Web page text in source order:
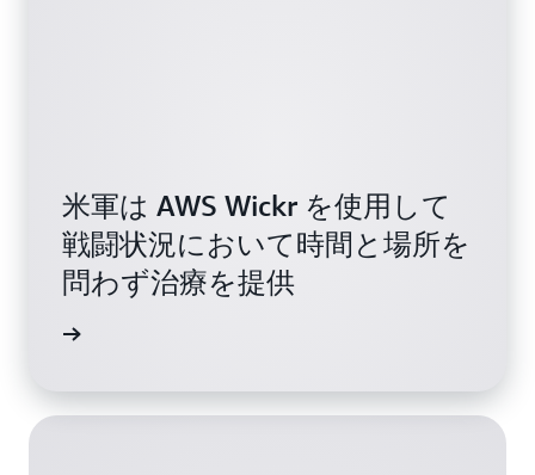
米軍は AWS Wickr を使用して
戦闘状況において時間と場所を
問わず治療を提供